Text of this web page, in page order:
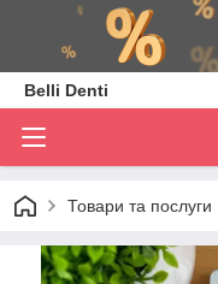
Belli Denti
Товари та послуги